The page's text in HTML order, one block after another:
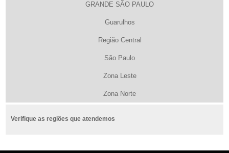
GRANDE SÃO PAULO
Guarulhos
Região Central
São Paulo
Zona Leste
Zona Norte
Verifique as regiões que atendemos